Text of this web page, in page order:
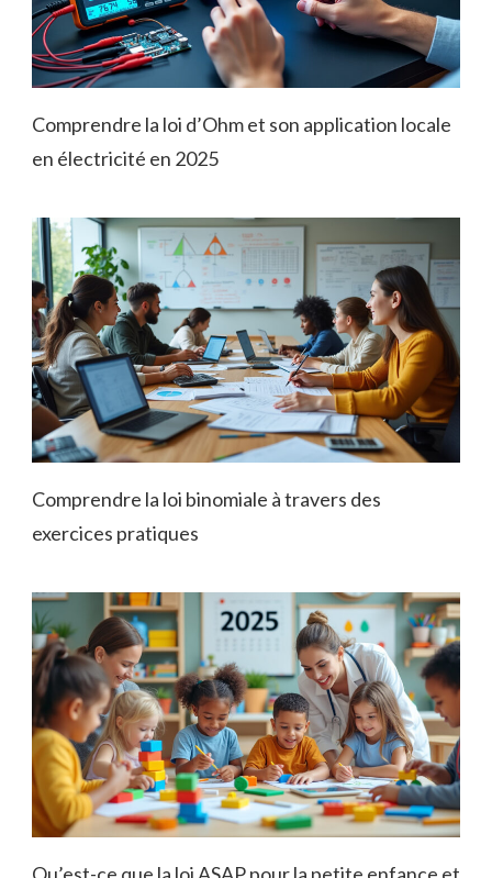
Comprendre la loi d’Ohm et son application locale
en électricité en 2025
Comprendre la loi binomiale à travers des
exercices pratiques